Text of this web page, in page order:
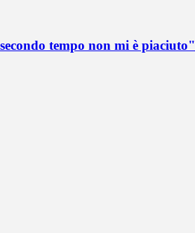
tempo non mi è piaciuto"